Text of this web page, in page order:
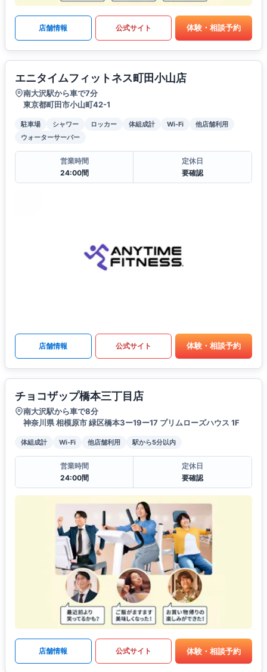
店舗情報 公式サイト 体験・相談予約
エニタイムフィットネス町田小山店
南大沢駅から車で7分
東京都町田市小山町42-1
駐車場 シャワー ロッカー 体組成計 Wi-Fi
他店舗利用
ウォーターサーバー
営業時間
24:00間
定休日
要確認
店舗情報 公式サイト 体験・相談予約
チョコザップ橋本三丁目店
南大沢駅から車で8分
神奈川県 相模原市 緑区橋本3ー19ー17 プリムローズハウス 1F
体組成計 Wi-Fi 他店舗利用 駅から5分以内
営業時間
24:00間
定休日
要確認
店舗情報 公式サイト 体験・相談予約